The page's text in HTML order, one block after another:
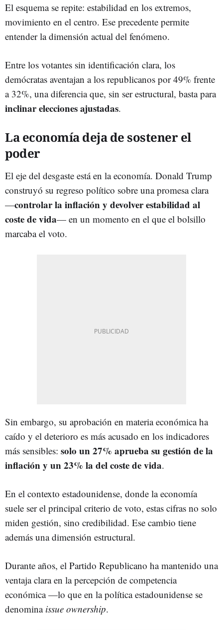
El esquema se repite: estabilidad en los extremos,
movimiento en el centro. Ese precedente permite
entender la dimensión actual del fenómeno.
Entre los votantes sin identificación clara, los
demócratas aventajan a los republicanos por 49% frente
a 32%, una diferencia que, sin ser estructural, basta para
inclinar elecciones ajustadas.
La economía deja de sostener el
poder
El eje del desgaste está en la economía. Donald Trump
construyó su regreso político sobre una promesa clara
—controlar la inflación y devolver estabilidad al
coste de vida— en un momento en el que el bolsillo
marcaba el voto.
Sin embargo, su aprobación en materia económica ha
caído y el deterioro es más acusado en los indicadores
más sensibles: solo un 27% aprueba su gestión de la
inflación y un 23% la del coste de vida.
En el contexto estadounidense, donde la economía
suele ser el principal criterio de voto, estas cifras no solo
miden gestión, sino credibilidad. Ese cambio tiene
además una dimensión estructural.
Durante años, el Partido Republicano ha mantenido una
ventaja clara en la percepción de competencia
económica —lo que en la política estadounidense se
denomina issue ownership.